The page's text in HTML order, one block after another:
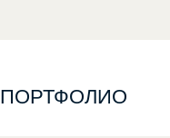
ПОРТФОЛИО